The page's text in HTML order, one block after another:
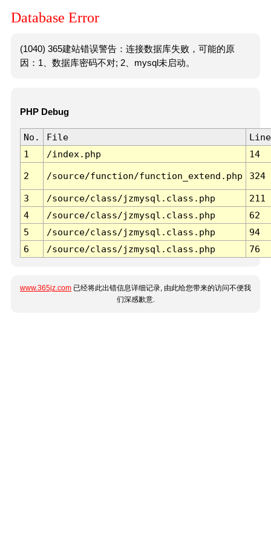
Database Error
(1040) 365建站错误警告：连接数据库失败，可能的原
因：1、数据库密码不对; 2、mysql未启动。
PHP Debug
No. File
Line
1
/index.php 14
2 /source/function/function_extend.php 324
3 /source/class/jzmysql.class.php
211
4
/source/class/jzmysql.class.php
62
5
/source/class/jzmysql.class.php
94
6
/source/class/jzmysql.class.php 76
www.365jz.com 已经将此出错信息详细记录, 由此给您带来的访问不便我
们深感歉意.